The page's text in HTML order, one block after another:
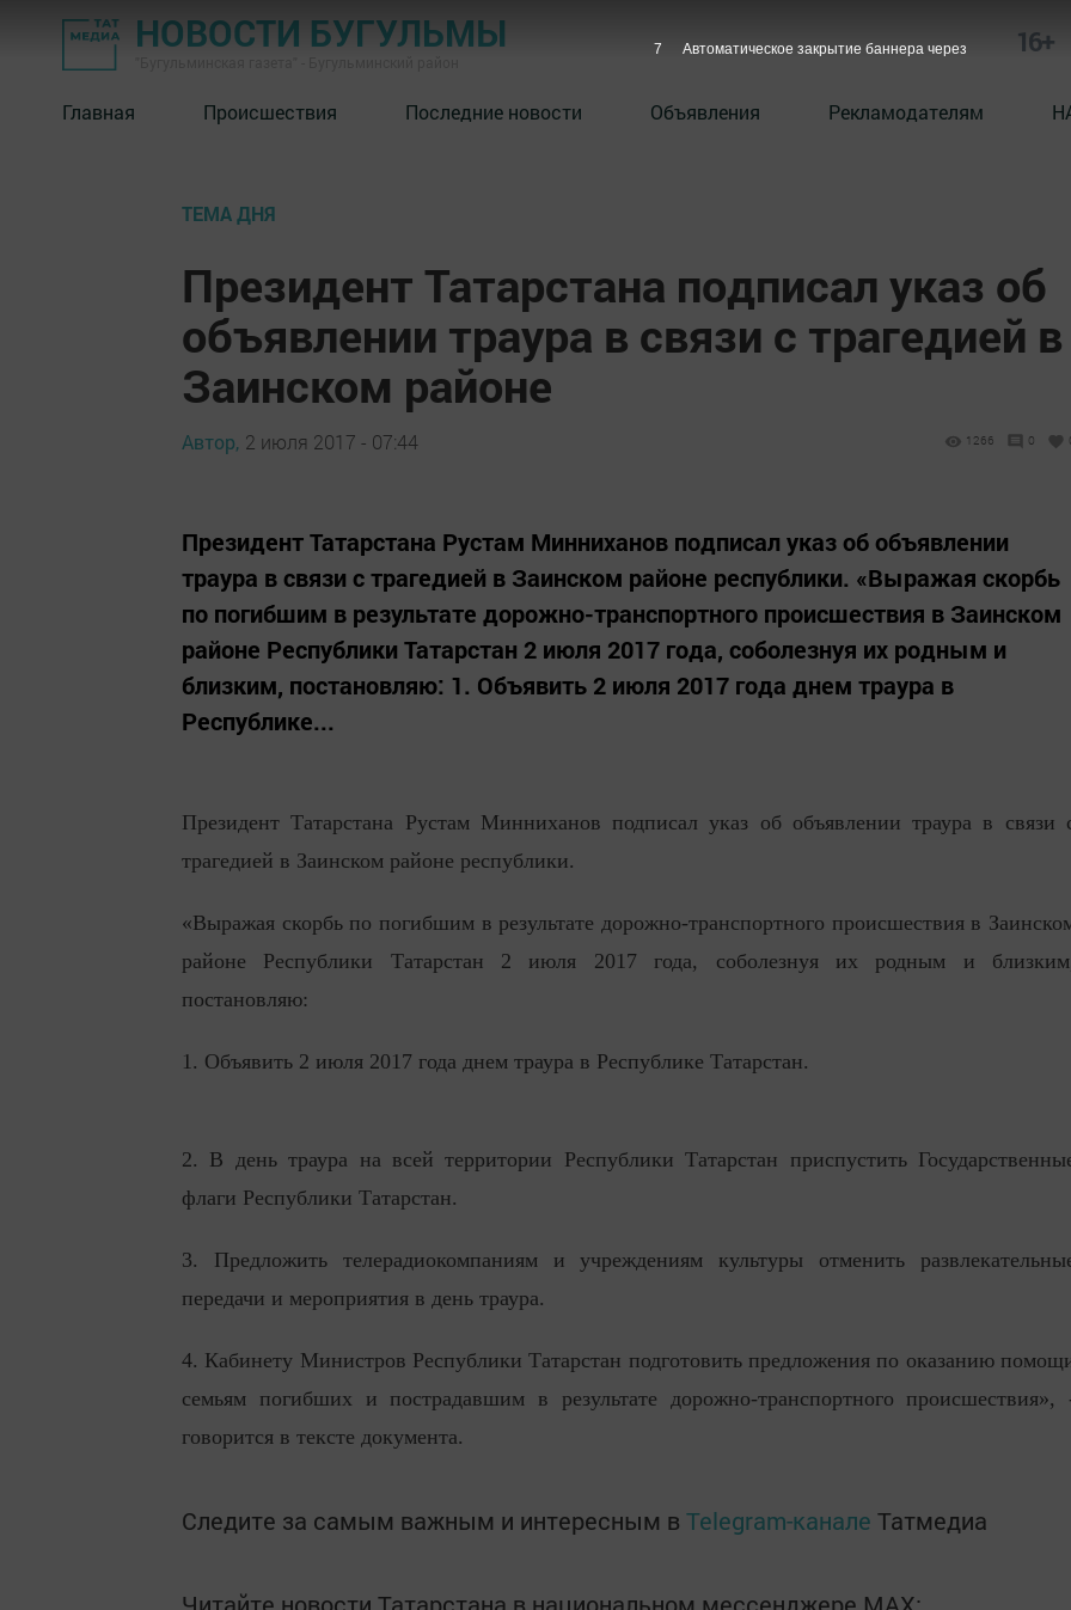
НОВОСТИ БУГУЛЬМЫ 16+
Главная Происшествия Последние новости Объявления Рекламодателям
ТЕМА ДНЯ
Президент Татарстана подписал указ об
объявлении траура в связи с трагедией в
Заинском районе
Автор, 2 июля 2017 - 07:44 1266 0
Президент Татарстана Рустам Минниханов подписал указ об объявлении
траура в связи с трагедией в Заинском районе республики. «Выражая скорбь
по погибшим в результате дорожно-транспортного происшествия в Заинском
районе Республики Татарстан 2 июля 2017 года, соболезнуя их родным и
близким, постановляю: 1. Объявить 2 июля 2017 года днем траура в
Республике...
Президент Татарстана Рустам Минниханов подписал указ об объявлении траура в связи
трагедией в Заинском районе республики.
«Выражая скорбь по погибшим в результате дорожно-транспортного происшествия в
районе Республики Татарстан 2 июля 2017 года, соболезнуя их родным и
постановляю:
1. Объявить 2 июля 2017 года днем траура в Республике Татарстан.
2. В день траура на всей территории Республики Татарстан приспустить
флаги Республики Татарстан.
3. Предложить телерадиокомпаниям и учреждениям культуры отменить
передачи и мероприятия в день траура.
4. Кабинету Министров Республики Татарстан подготовить предложения по оказанию
семьям погибших и пострадавшим в результате дорожно-транспортного происшествия»,
говорится в тексте документа.
Следите за самым важным и интересным в Telegram-канале Татмедиа
6 Автоматическое закрытие баннера через